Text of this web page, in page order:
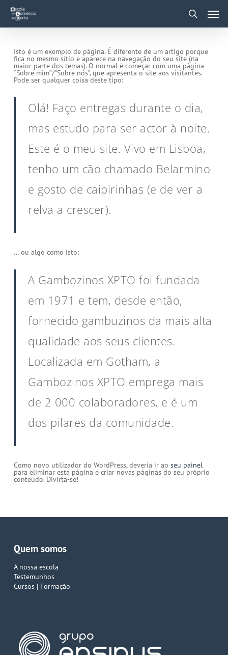
main
Isto é um exemplo de página. É diferente de um artigo porque
fica no mesmo sítio e aparece na navegação do seu site (na
maior parte dos temas). O normal é começar com uma página
“Sobre mim”/”Sobre nós”, que apresenta o site aos visitantes.
Pode ser qualquer coisa deste tipo:
Olá! Faço entregas durante o dia,
mas estudo para ser actor à noite.
Este é o meu site. Vivo em Lisboa,
tenho um cão chamado Belarmino
e gosto de caipirinhas (e de ver a
relva a crescer).
… ou algo como isto:
A Gambozinos XPTO foi fundada
em 1971 e tem, desde então,
fornecido gambuzinos da mais alta
qualidade aos seus clientes.
Localizada em Gotham, a
Gambozinos XPTO emprega mais
de 2 000 colaboradores, e é um
dos pilares da comunidade.
Como novo utilizador do WordPress, deveria ir ao seu painel
para eliminar esta página e criar novas páginas do seu próprio
conteúdo. Divirta-se!
Quem somos
A nossa escola
Testemunhos
Cursos | Formação